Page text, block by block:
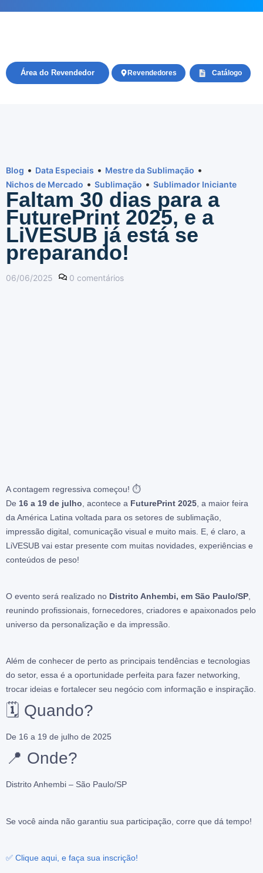
Catálogo
Revendedores
Área do Revendedor
Blog • Data Especiais • Mestre da Sublimação •
Nichos de Mercado • Sublimação • Sublimador Iniciante
Faltam 30 dias para a
FuturePrint 2025, e a
LiVESUB já está se
preparando!
06/06/2025 0 comentários
A contagem regressiva começou! ⏱
De 16 a 19 de julho , acontece a FuturePrint 2025 , a maior feira
da América Latina voltada para os setores de sublimação,
impressão digital, comunicação visual e muito mais. E, é claro, a
LiVESUB vai estar presente com muitas novidades, experiências e
conteúdos de peso!
O evento será realizado no Distrito Anhembi, em São Paulo/SP
reunindo profissionais, fornecedores, criadores e apaixonados pelo
universo da personalização e da impressão.
Além de conhecer de perto as principais tendências e tecnologias
do setor, essa é a oportunidade perfeita para fazer networking,
trocar ideias e fortalecer seu negócio com informação e inspiração.
🗓 Quando?
De 16 a 19 de julho de 2025
📍 Onde?
Distrito Anhembi – São Paulo/SP
Se você ainda não garantiu sua participação, corre que dá tempo!
✅ Clique aqui, e faça sua inscrição!